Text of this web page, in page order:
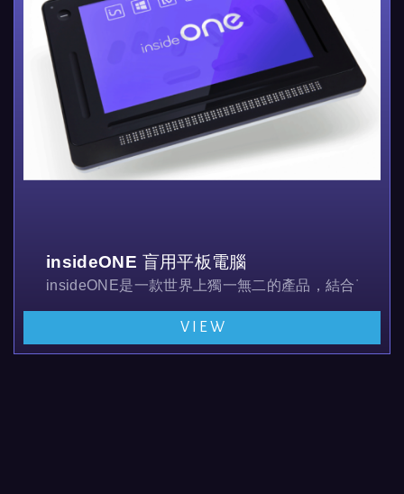
insideONE 盲用平板電腦
insideONE是一款世界上獨一無二的產品，結合了設
VIEW